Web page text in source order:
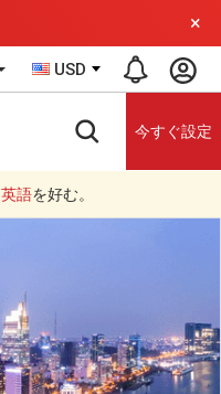
×
USD
今すぐ設定
英語を好む。